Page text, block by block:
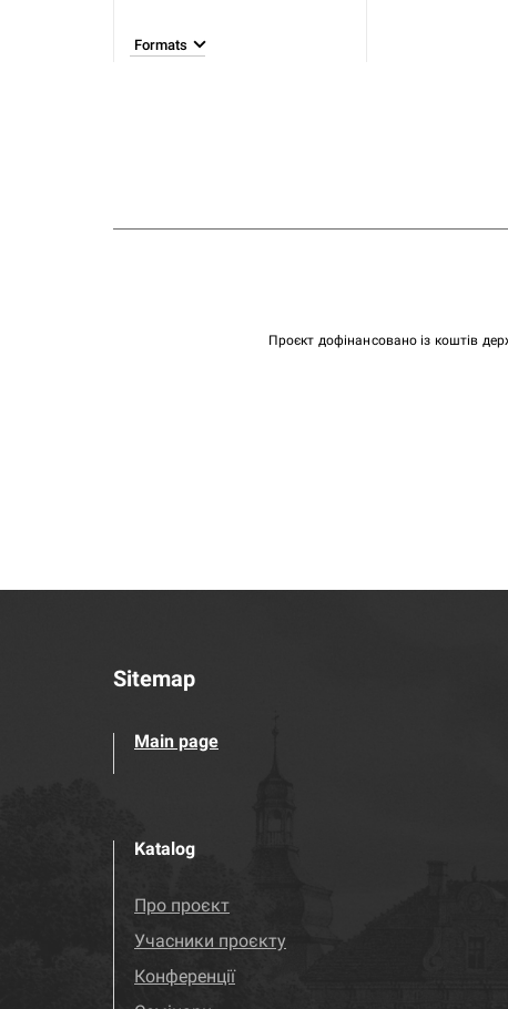
Formats
Проєкт дофінансовано із коштів
Sitemap
Main page
Katalog
Про проєкт
Учасники проєкту
Конференції